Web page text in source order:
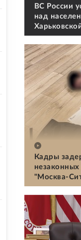
ВС России
над
Кадры
"Москва-